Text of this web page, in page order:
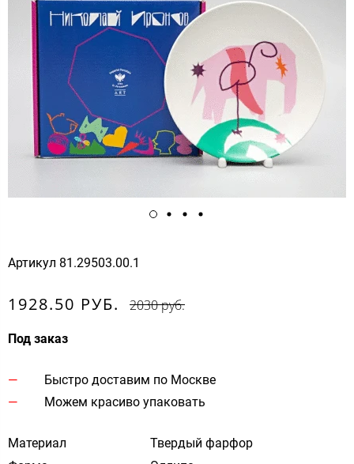
Артикул 81.29503.00.1
1928.50 РУБ. 2030 руб.
Под заказ
Быстро доставим по Москве
Можем красиво упаковать
Материал
Твердый фарфор